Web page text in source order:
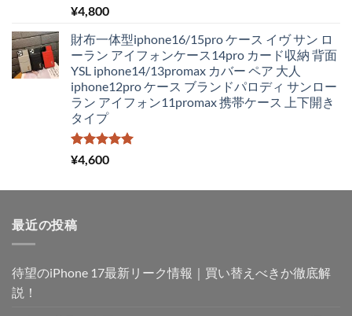
5段階中
5.00
¥4,800
財布一体型iphone16/15pro ケース イヴ サン ロ
ーラン アイフォンケース14pro カード収納 背面
YSL iphone14/13promax カバー ペア 大人
iphone12pro ケース ブランドパロディ サンロー
ラン アイフォン11promax 携帯ケース 上下開き
タイプ
5段階中
5.00
¥4,600
最近の投稿
待望のiPhone 17最新リーク情報｜買い替えべきか徹底解
説！